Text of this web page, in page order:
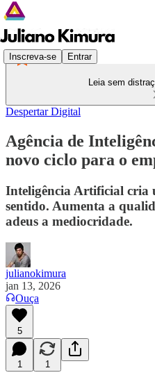
Inscreva-se Entrar
Leia sem
Despertar Digital
Agência de
novo ciclo para o
Inteligência Artificial cria
sentido. Aumenta a
adeus a mediocridade.
julianokimura
jan 13, 2026
Ouça
5
1 1